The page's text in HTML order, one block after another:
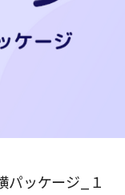
パッケージ_１